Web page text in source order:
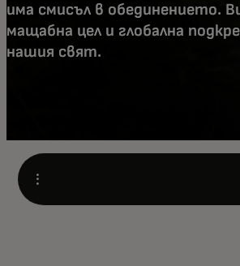
има смисъл в обединението.
мащабна цел и глобална
нашия свят.
Open